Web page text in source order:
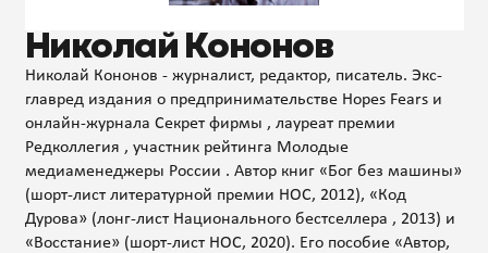
Николай Кононов
Николай Кононов - журналист, редактор, писатель. Экс-
главред издания о предпринимательстве Hopes Fears и
онлайн-журнала Секрет фирмы , лауреат премии
Редколлегия , участник рейтинга Молодые
медиаменеджеры России . Автор книг «Бог без машины»
(шорт-лист литературной премии НОС, 2012), «Код
Дурова» (лонг-лист Национального бестселлера , 2013) и
«Восстание» (шорт-лист НОС, 2020). Его пособие «Автор,